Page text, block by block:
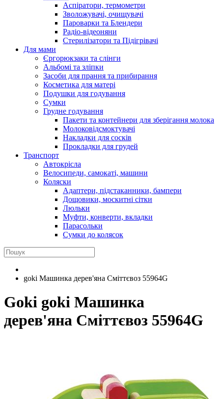
Аспіратори, термометри
Зволожувачі, очищувачі
Пароварки та Блендери
Радіо-відеоняни
Стерилізатори та Підігрівачі
Для мами
Єргорюкзаки та слінги
Альбомі та зліпки
Засоби для прання та прибирання
Косметика для матері
Подушки для годування
Сумки
Грудне годування
Пакети та контейнери для зберігання молока
Молоковідсмоктувачі
Накладки для сосків
Прокладки для грудей
Транспорт
Автокрісла
Велосипеди, самокаті, машини
Коляски
Адаптери, підстаканники, бампери
Дощовики, москитні сітки
Люльки
Муфти, конверти, вкладки
Парасольки
Сумки до колясок
goki Машинка дерев'яна Сміттєвоз 55964G
Goki goki Машинка
дерев'яна Сміттєвоз 55964G